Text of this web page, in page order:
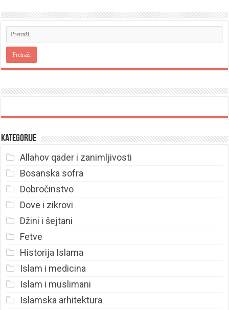
Kategorije
Allahov qader i zanimljivosti
Bosanska sofra
Dobročinstvo
Dove i zikrovi
Džini i šejtani
Fetve
Historija Islama
Islam i medicina
Islam i muslimani
Islamska arhitektura